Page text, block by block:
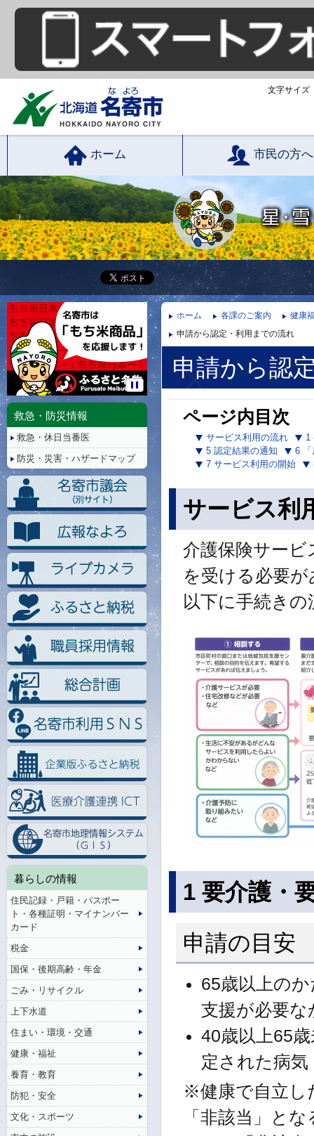
文字サイズ
ホーム 市民の方へ
ホーム 各課のご案内 健康
申請から認定・利用までの流れ
申請から認
ページ内目次
サービス利用の流れ
1
5 認定結果の通知
6 「
7 サービス利用の開始
サービス利
介護保険サービ
を受ける必要
以下に手続き
1 要介護・
申請の目安
65歳以上の
支援が必要な
40歳以上65
定された病
※健康で自立し
「非該当」と
停
救急・防災情報
救急・休日当番医
防災・災害・ハザードマップ
暮らしの情報
住民記録・戸籍・パスポー
ト・各種証明・マイナンバー
カード
税金
国保・後期高齢・年金
ごみ・リサイクル
上下水道
住まい・環境・交通
健康・福祉
養育・教育
防犯・安全
文化・スポーツ